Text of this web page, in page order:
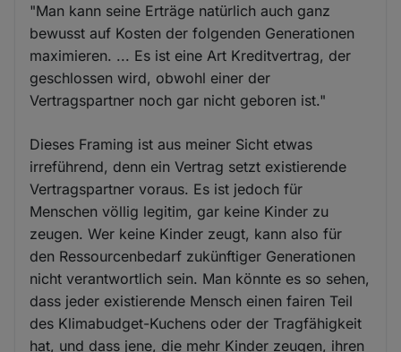
"Man kann seine Erträge natürlich auch ganz
bewusst auf Kosten der folgenden Generationen
maximieren. ... Es ist eine Art Kreditvertrag, der
geschlossen wird, obwohl einer der
Vertragspartner noch gar nicht geboren ist."
Dieses Framing ist aus meiner Sicht etwas
irreführend, denn ein Vertrag setzt existierende
Vertragspartner voraus. Es ist jedoch für
Menschen völlig legitim, gar keine Kinder zu
zeugen. Wer keine Kinder zeugt, kann also für
den Ressourcenbedarf zukünftiger Generationen
nicht verantwortlich sein. Man könnte es so sehen,
dass jeder existierende Mensch einen fairen Teil
des Klimabudget-Kuchens oder der Tragfähigkeit
hat, und dass jene, die mehr Kinder zeugen, ihren